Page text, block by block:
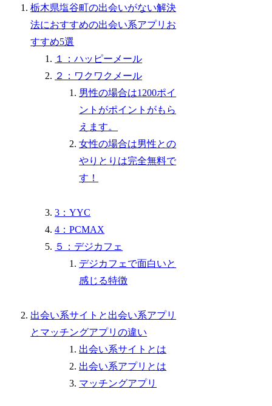
栃木県塩谷町の出会いがない解決
法におすすめの出会い系アプリお
すすめ5選
１：ハッピーメール
２：ワクワクメール
男性の場合は1200ポイ
ントがポイントがもら
えます。
女性の場合は男性との
やりとりは完全無料で
す！
3：YYC
4：PCMAX
５：デジカフェ
デジカフェで面白いと
感じる特徴
出会い系サイトと出会い系アプリ
とマッチングアプリの違い
出会い系サイトとは
出会い系アプリとは
マッチングアプリ